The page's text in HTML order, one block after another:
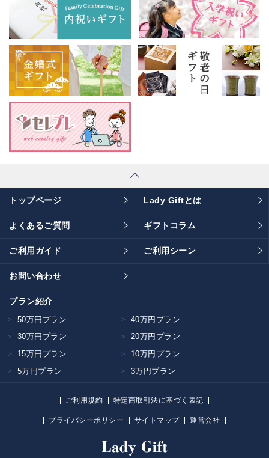
トップページ Lady Giftとは
よくあるご質問 ギフトコラム
ご利用ガイド ご利用シーン
お問い合わせ
プラン紹介
50万円プラン
40万円プラン
30万円プラン
20万円プラン
15万円プラン
10万円プラン
5万円プラン
3万円プラン
ご利用規約 特定商取引法に基づく表記
プライバシーポリシー サイトマップ 運営会社